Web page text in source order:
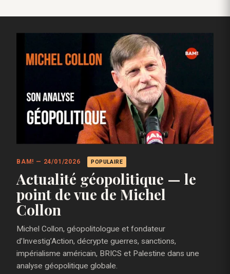
BAM! — 24/01/2026 POPULAIRE
Actualité géopolitique — le
point de vue de Michel
Collon
Michel Collon, géopolitologue et fondateur
d’Investig’Action, décrypte guerres, sanctions,
impérialisme américain, BRICS et Palestine dans une
analyse géopolitique globale.